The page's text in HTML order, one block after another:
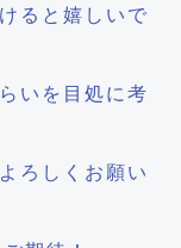
ると嬉しいで
いを目処に考
ろしくお願い